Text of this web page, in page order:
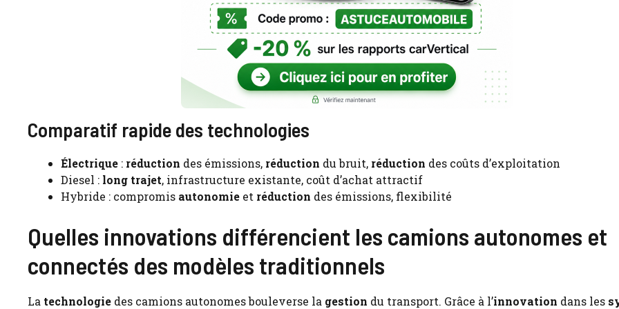
Comparatif rapide des technologies
Électrique : réduction des émissions, réduction du bruit, réduction des coûts d’exploitation
Diesel : long trajet, infrastructure existante, coût d’achat attractif
Hybride : compromis autonomie et réduction des émissions, flexibilité
Quelles innovations différencient les camions autonomes et
connectés des modèles traditionnels
La technologie des camions autonomes bouleverse la gestion du transport. Grâce à l’innovation dans les